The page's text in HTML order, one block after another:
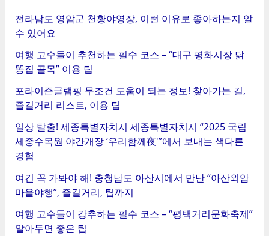
전라남도 영암군 천황야영장, 이런 이유로 좋아하는지 알
수 있어요
여행 고수들이 추천하는 필수 코스 – “대구 평화시장 닭
똥집 골목” 이용 팁
포라이즌글램핑 무조건 도움이 되는 정보! 찾아가는 길,
즐길거리 리스트, 이용 팁
일상 탈출! 세종특별자치시 세종특별자치시 “2025 국립
세종수목원 야간개장 ‘우리함께夜'”에서 보내는 색다른
경험
여긴 꼭 가봐야 해! 충청남도 아산시에서 만난 “아산외암
마을야행”, 즐길거리, 팁까지
여행 고수들이 강추하는 필수 코스 – “평택거리문화축제”
알아두면 좋은 팁